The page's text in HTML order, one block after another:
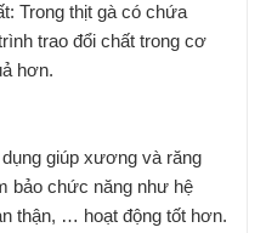
Trong thịt gà có chứa
trao đổi chất trong cơ
hơn.
giúp xương và răng
bảo chức năng như hệ
thận, … hoạt động tốt hơn.